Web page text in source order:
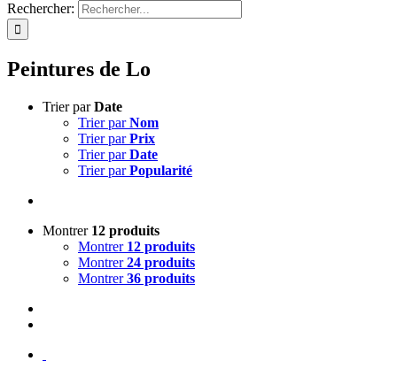
Rechercher:
Peintures de Lo
Trier parDate
Trier parNom
Trier parPrix
Trier parDate
Trier parPopularité
Montrer 12 produits
Montrer 12 produits
Montrer24 produits
Montrer36 produits